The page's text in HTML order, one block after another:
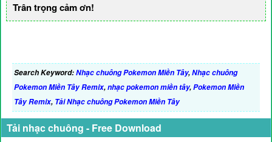
Trân trọng cảm ơn!
Search Keyword:Nhạc chuông Pokemon Miền Tây,Nhạc chuông
Pokemon Miền Tây Remix,nhạc pokemon miền tây,Pokemon Miền
Tây Remix, Tải Nhạc chuông Pokemon Miền Tây
Tải nhạc chuông - Free Download